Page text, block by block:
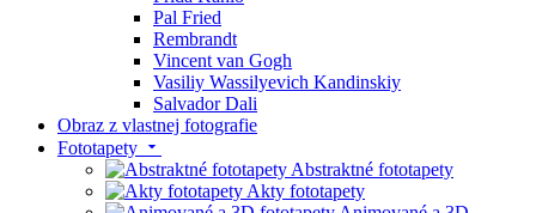
Pal Fried
Rembrandt
Vincent van Gogh
Vasiliy Wassilyevich Kandinskiy
Salvador Dali
Obraz z vlastnej fotografie
Fototapety
Abstraktné fototapety
Akty fototapety